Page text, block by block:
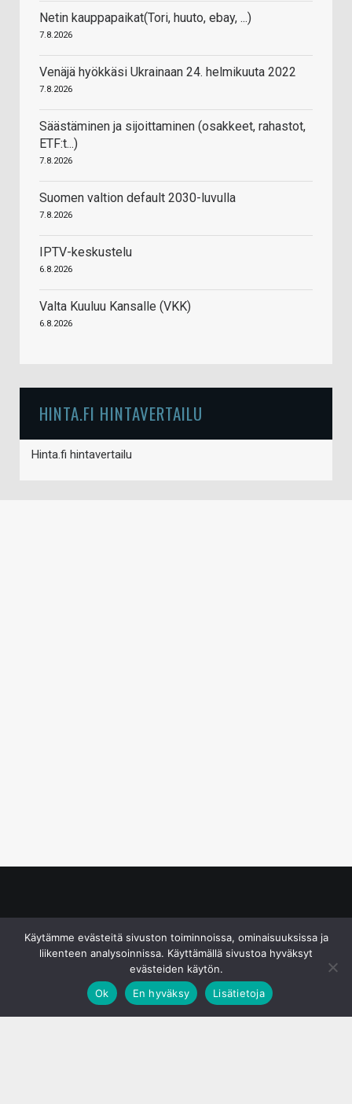
Netin kauppapaikat(Tori, huuto, ebay, ...)
7.8.2026
Venäjä hyökkäsi Ukrainaan 24. helmikuuta 2022
7.8.2026
Säästäminen ja sijoittaminen (osakkeet, rahastot,
ETF:t...)
7.8.2026
Suomen valtion default 2030-luvulla
7.8.2026
IPTV-keskustelu
6.8.2026
Valta Kuuluu Kansalle (VKK)
6.8.2026
HINTA.FI HINTAVERTAILU
Hinta.fi hintavertailu
Käytämme evästeitä sivuston toiminnoissa, ominaisuuksissa ja
liikenteen analysoinnissa. Käyttämällä sivustoa hyväksyt
evästeiden käytön.
Ok
En hyväksy Lisätietoja